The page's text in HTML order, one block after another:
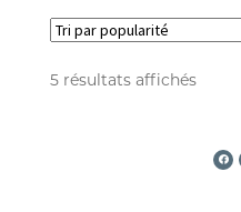
5 résultats affichés